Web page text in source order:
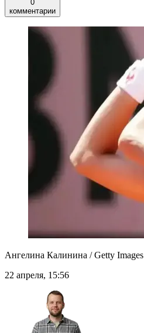
0
комментарии
Ангелина Калинина / Getty Images
22 апреля, 15:56